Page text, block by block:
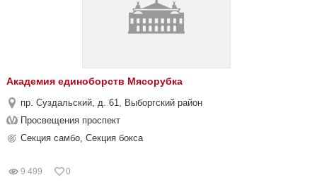
Академия единоборств Мясорубка
пр. Суздальский, д. 61, Выборгский район
Просвещения проспект
Секция самбо, Секция бокса
9 499 0